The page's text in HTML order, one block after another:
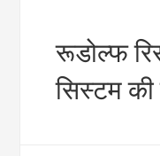
रूडोल्फ
सिस्टम की